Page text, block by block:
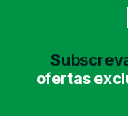
ofertas
Lavagem